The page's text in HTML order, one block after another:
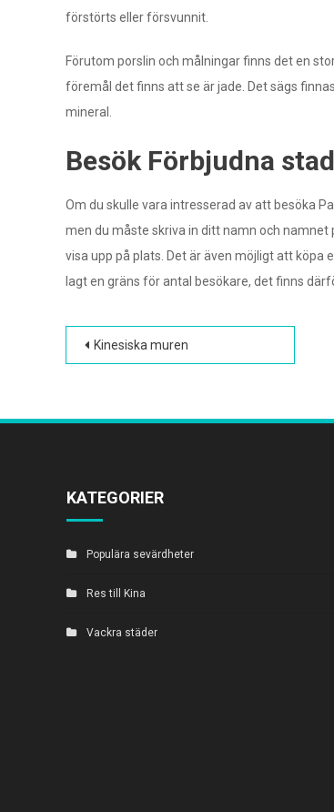
förstörts eller försvunnit.
Förutom porslin och målningar finns det en
föremål det finns att se är jade. Det sägs
mineral.
Besök Förbjudna
Om du skulle vara intresserad av att besöka
men du måste skriva in ditt namn och namnet
visa upp på plats. Det är även möjligt att köpa
lagt en gräns för antal besökare, det finns
Inläggsnavigering
Kinesiska muren
KATEGORIER
Populära sevärdheter
Res till Kina
Vackra städer